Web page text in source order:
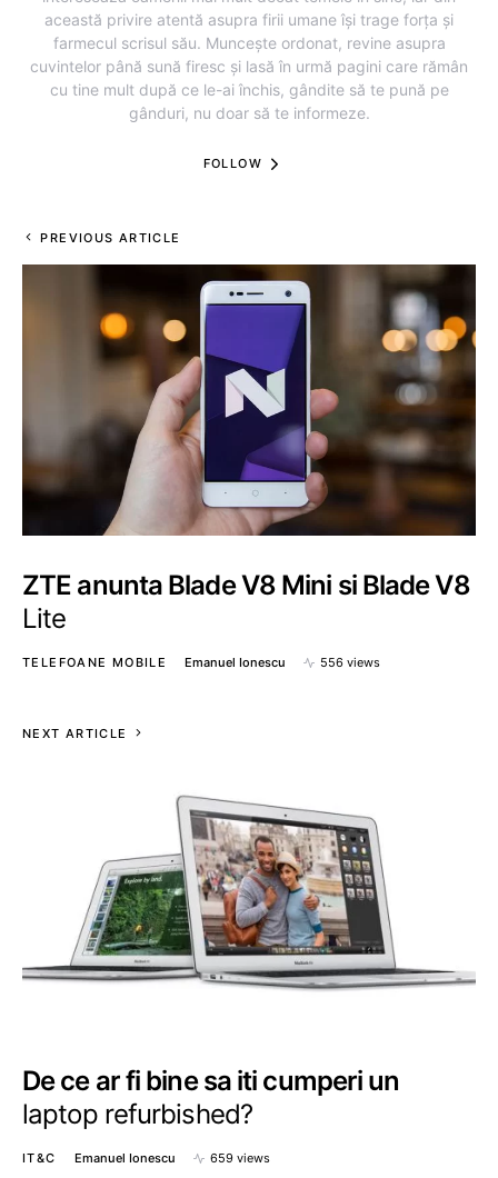
această privire atentă asupra firii umane își trage forța și
farmecul scrisul său. Muncește ordonat, revine asupra
cuvintelor până sună firesc și lasă în urmă pagini care rămân
cu tine mult după ce le-ai închis, gândite să te pună pe
gânduri, nu doar să te informeze.
FOLLOW
PREVIOUS ARTICLE
ZTE anunta Blade V8 Mini si Blade V8
Lite
TELEFOANE MOBILE Emanuel Ionescu 556 views
NEXT ARTICLE
De ce ar fi bine sa iti cumperi un
laptop refurbished?
IT&C Emanuel Ionescu 659 views